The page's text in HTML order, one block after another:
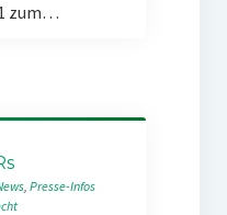
zum…
, Presse-Infos